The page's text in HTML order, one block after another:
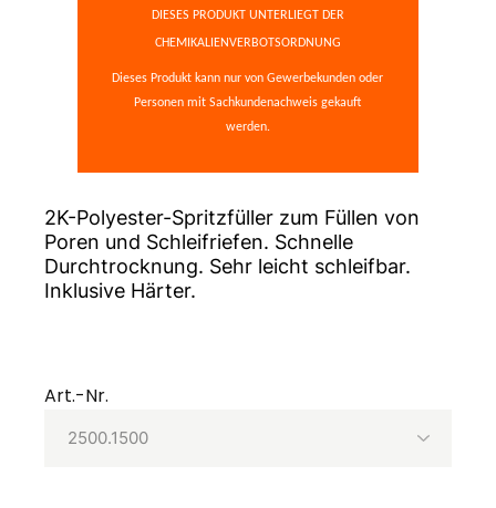
DIESES PRODUKT UNTERLIEGT DER
CHEMIKALIENVERBOTSORDNUNG
Dieses Produkt kann nur von Gewerbekunden oder
Personen mit Sachkundenachweis gekauft
werden.
2K-Polyester-Spritzfüller zum Füllen von
Poren und Schleifriefen. Schnelle
Durchtrocknung. Sehr leicht schleifbar.
Inklusive Härter.
Art.-Nr.